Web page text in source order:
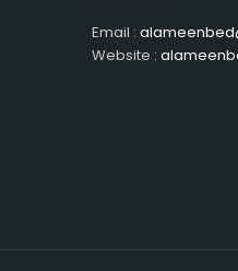
Email :
Website :